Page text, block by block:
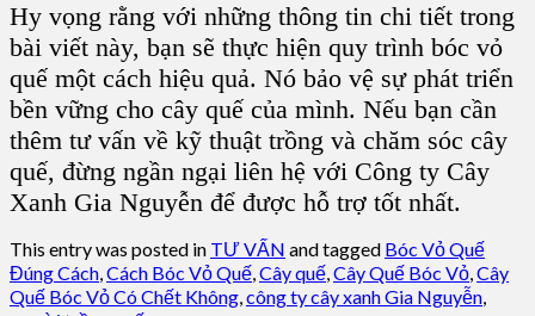
Hy vọng rằng với những thông tin chi tiết trong
bài viết này, bạn sẽ thực hiện quy trình bóc vỏ
quế một cách hiệu quả. Nó bảo vệ sự phát triển
bền vững cho cây quế của mình. Nếu bạn cần
thêm tư vấn về kỹ thuật trồng và chăm sóc cây
quế, đừng ngần ngại liên hệ với Công ty Cây
Xanh Gia Nguyễn để được hỗ trợ tốt nhất.
This entry was posted in TƯ VẤN and tagged Bóc Vỏ Quế
Đúng Cách,Cách Bóc Vỏ Quế,Cây quế,Cây Quế Bóc Vỏ,Cây
Quế Bóc Vỏ Có Chết Không,công ty cây xanh Gia Nguyễn,